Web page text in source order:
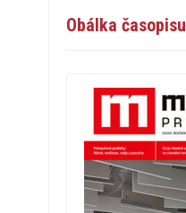
Obálka časopisu